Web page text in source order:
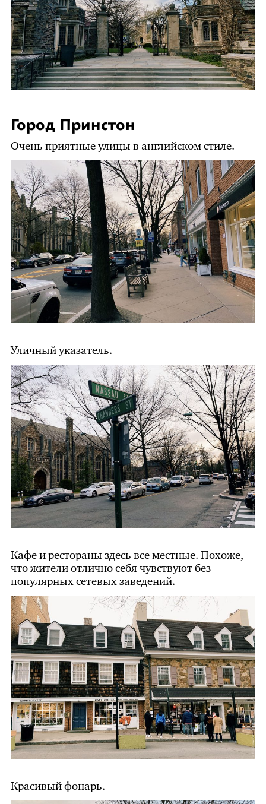
Город Принстон
Очень приятные улицы в английском стиле.
Уличный указатель.
Кафе и рестораны здесь все местные. Похоже,
что жители отлично себя чувствуют без
популярных сетевых заведений.
Красивый фонарь.